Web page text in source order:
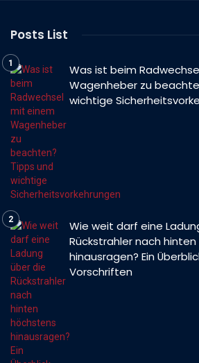
Posts List
Was ist beim
Wagenheber zu
wichtige
Wie weit darf eine
Rückstrahler nach
hinausragen? Ein
Vorschriften